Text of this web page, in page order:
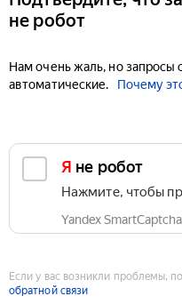
не робот
Нам очень жаль, но запросы
автоматические.
Почему
Я не робот
Нажмите, чтобы
Yandex SmartCaptcha
Если у вас возникли проблемы,
обратной связи